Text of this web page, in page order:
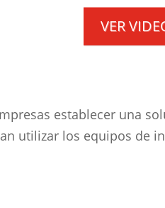
VER
establecer una
utilizar los equipos de